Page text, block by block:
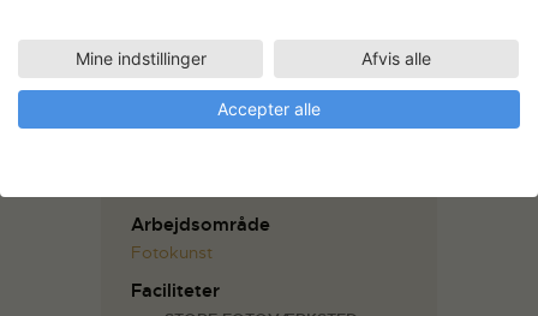
Emil Salto
Uddannet fra Det Kongelige
Danske Kunstakademi 2000
Medlem af Kunstnersamfundet &
Arbejdsområde
Fotokunst
Faciliteter
Mine indstillinger Afvis alle
Accepter alle